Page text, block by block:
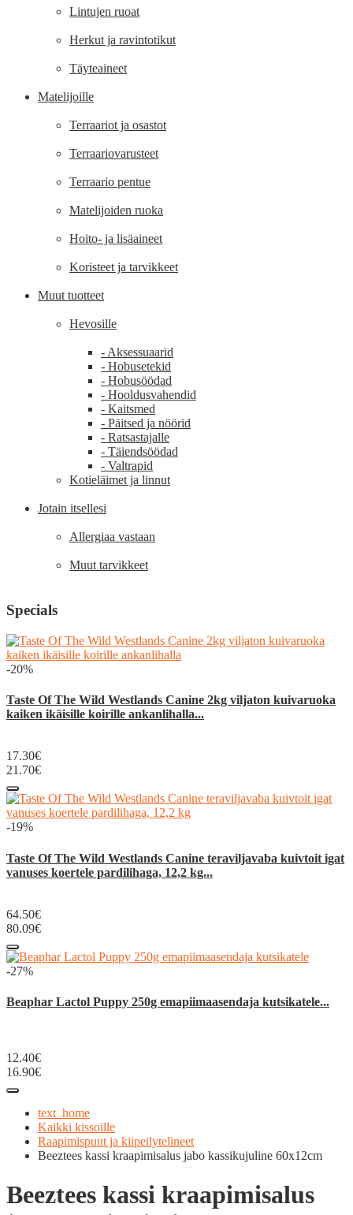
Lintujen ruoat
Herkut ja ravintotikut
Täyteaineet
Matelijoille
Terraariot ja osastot
Terraariovarusteet
Terraario pentue
Matelijoiden ruoka
Hoito- ja lisäaineet
Koristeet ja tarvikkeet
Muut tuotteet
Hevosille
- Aksessuaarid
- Hobusetekid
- Hobusöödad
- Hooldusvahendid
- Kaitsmed
- Päitsed ja nöörid
- Ratsastajalle
- Täiendsöödad
- Valtrapid
Kotieläimet ja linnut
Jotain itsellesi
Allergiaa vastaan
Muut tarvikkeet
Specials
-20%
Taste Of The Wild Westlands Canine 2kg viljaton kuivaruoka
kaiken ikäisille koirille ankanlihalla...
17.30€
21.70€
-19%
Taste Of The Wild Westlands Canine teraviljavaba kuivtoit igat
vanuses koertele pardilihaga, 12,2 kg...
64.50€
80.09€
-27%
Beaphar Lactol Puppy 250g emapiimaasendaja kutsikatele...
12.40€
16.90€
text_home
Kaikki kissoille
Raapimispuut ja kiipeilytelineet
Beeztees kassi kraapimisalus jabo kassikujuline 60x12cm
Beeztees kassi kraapimisalus